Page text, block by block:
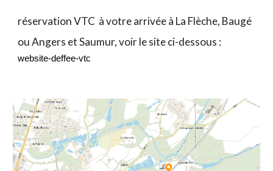
réservation VTC à votre arrivée à La Flèche, Baugé
ou Angers et Saumur, voir le site ci-dessous :
website-deffee-vtc